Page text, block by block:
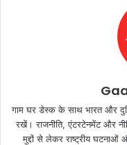
गाम घर डेस्क के साथ भारत और
रखें। राजनीति, एंटरटेनमेंट और
मुद्दों से लेकर राष्ट्रीय